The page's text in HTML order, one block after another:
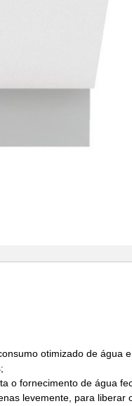
otimizado de água
o fornecimento de água
levemente, para liberar